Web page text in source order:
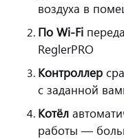
воздуха в
По Wi-Fi
ReglerPRO
Контроллер
с заданной
Котёл
работы —